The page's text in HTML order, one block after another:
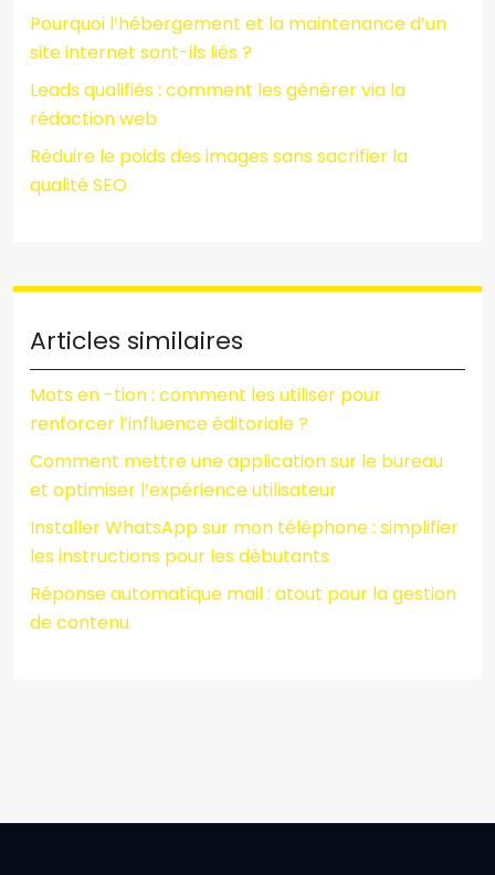
Pourquoi l’hébergement et la maintenance d’un
site internet sont-ils liés ?
Leads qualifiés : comment les générer via la
rédaction web
Réduire le poids des images sans sacrifier la
qualité SEO
Articles similaires
Mots en -tion : comment les utiliser pour
renforcer l’influence éditoriale ?
Comment mettre une application sur le bureau
et optimiser l’expérience utilisateur
Installer WhatsApp sur mon téléphone : simplifier
les instructions pour les débutants
Réponse automatique mail : atout pour la gestion
de contenu